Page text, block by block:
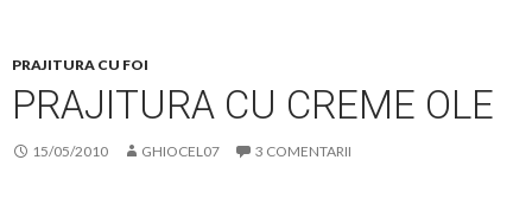
PRAJITURA CU FOI
PRAJITURA CU CREME OLE
15/05/2010 GHIOCEL07 3 COMENTARII